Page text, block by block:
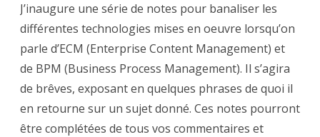
Imaging
et
Capture
J’inaugure une série de notes pour banaliser les
différentes technologies mises en oeuvre lorsqu’on
parle d’ECM (Enterprise Content Management) et
de BPM (Business Process Management). Il s’agira
de brêves, exposant en quelques phrases de quoi il
en retourne sur un sujet donné. Ces notes pourront
être complétées de tous vos commentaires et